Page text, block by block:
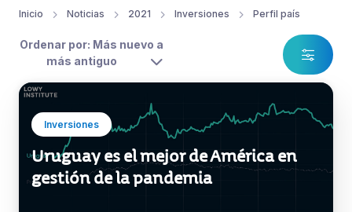
Inicio Noticias 2021 Inversiones Perfil país
Ordenar por: Más nuevo a
más antiguo
Inversiones
Uruguay es el mejor de América en
gestión de la pandemia